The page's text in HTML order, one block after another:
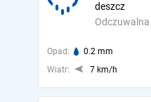
Odczuwalna
deszcz
Opad: 0.2 mm
Wiatr:
7 km/h